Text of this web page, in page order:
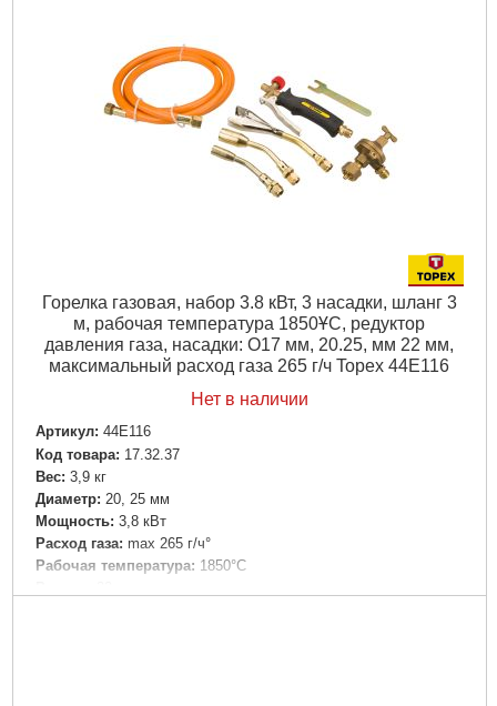
Горелка газовая, набор 3.8 кВт, 3 насадки, шланг 3
м, рабочая температура 1850ҰC, редуктор
давления газа, насадки: O17 мм, 20.25, мм 22 мм,
максимальный расход газа 265 г/ч Topex 44E116
Нет в наличии
Артикул: 44E116
Код товара: 17.32.37
Вес: 3,9 кг
Диаметр: 20, 25 мм
Мощность: 3,8 кВт
Расход газа: max 265 г/ч°
Рабочая температура: 1850°C